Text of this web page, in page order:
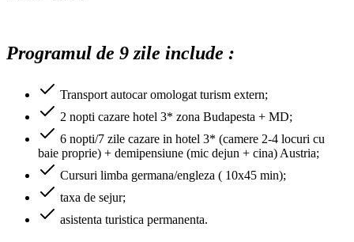
Programul de 9 zile include :
Transport autocar omologat turism extern;
2 nopti cazare hotel 3* zona Budapesta + MD;
6 nopti/7 zile cazare in hotel 3* (camere 2-4 locuri cu
baie proprie) + demipensiune (mic dejun + cina) Austria;
Cursuri limba germana/engleza ( 10x45 min);
taxa de sejur;
asistenta turistica permanenta.